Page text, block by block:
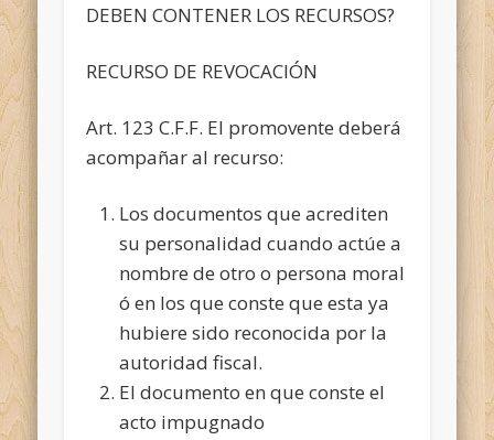
DEBEN CONTENER LOS RECURSOS?
RECURSO DE REVOCACIÓN
Art. 123 C.F.F. El promovente deberá
acompañar al recurso:
Los documentos que acrediten
su personalidad cuando actúe a
nombre de otro o persona moral
ó en los que conste que esta ya
hubiere sido reconocida por la
autoridad fiscal.
El documento en que conste el
acto impugnado